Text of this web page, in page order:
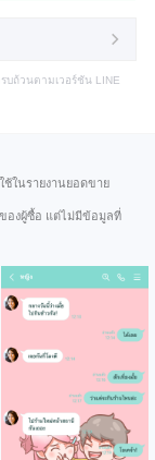
บถ้วนตามเวอร์ชัน LINE
ช้ในรายงานยอดขาย
องผู้ซื้อ แต่ไม่มีข้อมูลที่